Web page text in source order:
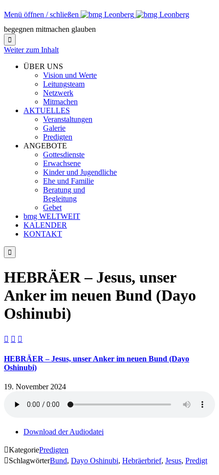
Menü öffnen / schließen
begegnen mitmachen glauben

Weiter zum Inhalt
ÜBER UNS
Vision und Werte
Leitungsteam
Netzwerk
Mitmachen
AKTUELLES
Veranstaltungen
Galerie
Predigten
ANGEBOTE
Gottesdienste
Erwachsene
Kinder und Jugendliche
Ehe und Familie
Beratung und
Begleitung
Gebet
bmg WELTWEIT
KALENDER
KONTAKT

HEBRÄER – Jesus, unser
Anker im neuen Bund (Dayo
Oshinubi)
  
HEBRÄER – Jesus, unser Anker im neuen Bund (Dayo
Oshinubi)
19. November 2024
Download der Audiodatei
KategoriePredigten
SchlagwörterBund, Dayo Oshinubi, Hebräerbrief, Jesus, Predigt